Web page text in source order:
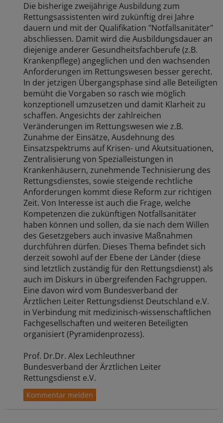
Die bisherige zweijährige Ausbildung zum
Rettungsassistenten wird zukünftig drei Jahre
dauern und mit der Qualifikation "Notfallsanitäter"
abschliessen. Damit wird die Ausbildungsdauer an
diejenige anderer Gesundheitsfachberufe (z.B.
Krankenpflege) angeglichen und den wachsenden
Anforderungen im Rettungswesen besser gerecht.
In der jetzigen Übergangsphase sind alle Beteiligten
bemüht die Vorgaben so rasch wie möglich
konzeptionell umzusetzen und damit Klarheit zu
schaffen. Angesichts der zahlreichen
Veränderungen im Rettungswesen wie z.B.
Zunahme der Einsätze, Ausdehnung des
Einsatzspektrums auf Krisen- und Akutsituationen,
Zentralisierung von Spezialleistungen in
Krankenhäusern, zunehmende Technisierung des
Rettungsdienstes, sowie steigende rechtliche
Anforderungen kommt diese Reform zur richtigen
Zeit. Von Interesse ist auch die Frage, welche
Kompetenzen die zukünftigen Notfallsanitäter
haben können und sollen, da sie nach dem Willen
des Gesetzgebers auch invasive Maßnahmen
durchführen dürfen. Dieses Thema befindet sich
derzeit sowohl auf der Ebene der Länder (diese
sind letztlich zuständig für den Rettungsdienst) als
auch im Diskurs in übergreifenden Fachgruppen.
Eine davon wird vom Bundesverband der
Ärztlichen Leiter Rettungsdienst Deutschland e.V.
in Verbindung mit medizinisch-wissenschaftlichen
Fachgesellschaften und weiteren Beteiligten
organisiert (Pyramidenprozess).
Prof. Dr.Dr. Alex Lechleuthner
Bundesverband der Ärztlichen Leiter
Rettungsdienst e.V.